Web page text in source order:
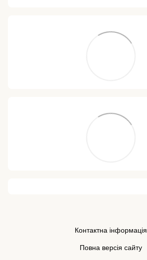
Контактна інформація
Повна версія сайту